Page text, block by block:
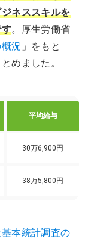
ネススキルを
。厚生労働省
況 」をもと
めました。
平均給与
30万6,900円
38万5,800円
本統計調査の